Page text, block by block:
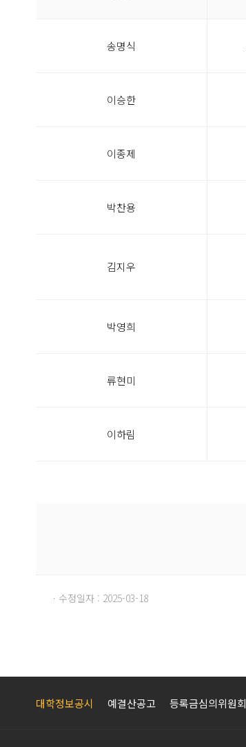
송명식
이승한
이종제
박찬용
김지우
박영희
류현미
이하림
· 수정일자 : 2025-03-18
대학정보공시 예결산공고 등록금심의위원회